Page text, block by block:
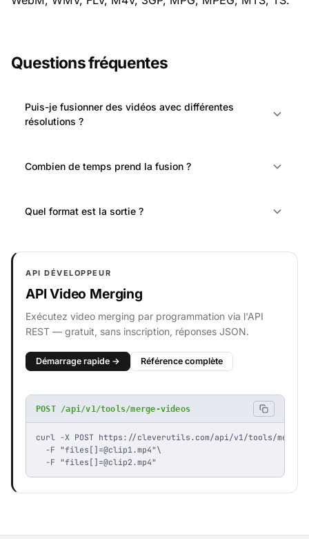
Questions fréquentes
Puis-je fusionner des vidéos avec différentes
résolutions ?
Combien de temps prend la fusion ?
Quel format est la sortie ?
API DÉVELOPPEUR
API Video Merging
Exécutez video merging par programmation via l'API
REST — gratuit, sans inscription, réponses JSON.
Démarrage rapide → Référence complète
POST /api/v1/tools/merge-videos
curl -X POST https://cleverutils.com/api/v1/tools/
  -F "files[]
=@clip1.mp4"\
  -F "files[]
=@clip2.mp4"